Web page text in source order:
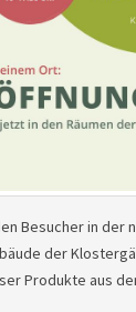
Besucher in der
der
Produkte aus